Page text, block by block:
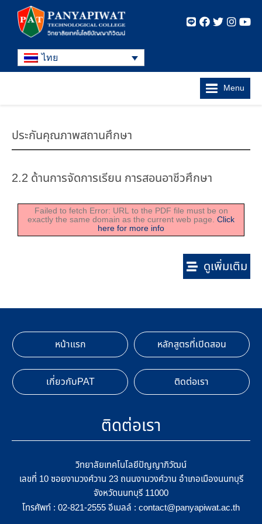
ไทย
Menu
ประกันคุณภาพสถานศึกษา
2.2 ด้านการจัดการเรียน การสอนอาชีวศึกษา
Failed to fetch Error: URL to the PDF file must be on
exactly the same domain as the current web page. Click
here for more info
ดูเพิ่มเติม
หน้าแรก หลักสูตรที่เปิดสอน
เกี่ยวกับPAT ติดต่อเรา
ติดต่อเรา
วิทยาลัยเทคโนโลยีปัญญาภิวัฒน์
เลขที่ 10 ซอยงามวงศ์วาน 23 ถนนงามวงศ์วาน อำเภอเมืองนนทบุรี
จังหวัดนนทบุรี 11000
โทรศัพท์ : 02-821-2555 อีเมลล์ : contact@panyapiwat.ac.th